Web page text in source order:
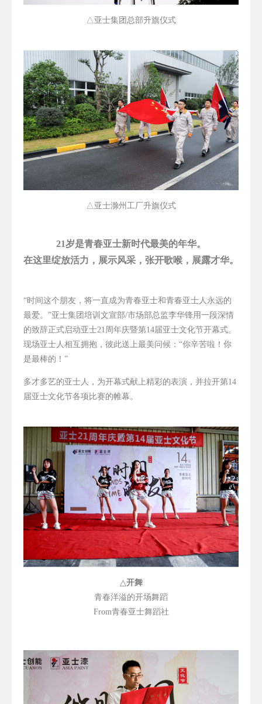
△亚士集团总部升旗仪式
△亚士滁州工厂升旗仪式
21岁是青春亚士新时代最美的年华。
在这里绽放活力，展示风采，张开歌喉，展露才华。
“时间这个朋友，将一直成为青春亚士和青春亚士人永远的
最爱。”亚士集团培训文宣部/市场部总监李华锋用一段深情
的致辞正式启动亚士21周年庆暨第14届亚士文化节开幕式。
现场亚士人相互拥抱，彼此送上最美问候：“你辛苦啦！你
是最棒的！”
多才多艺的亚士人，为开幕式献上精彩的表演，并拉开第14
届亚士文化节各项比赛的帷幕。
△开舞
青春洋溢的开场舞蹈
From青春亚士舞蹈社